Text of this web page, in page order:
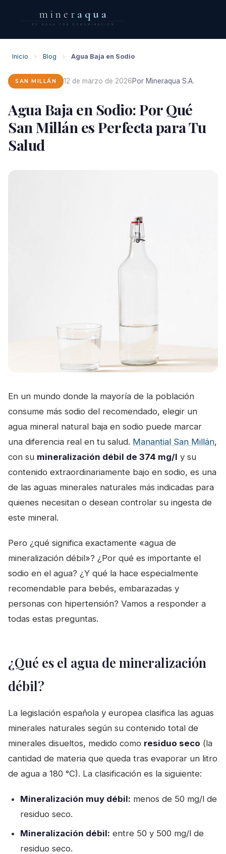
miner aqua
EL AGUA CON DENOMINACIÓN
Inicio › Blog › Agua Baja en Sodio
SAN MILLÁN 12 de marzo de 2026Por Mineraqua S.A.
Agua Baja en Sodio: Por Qué
San Millán es Perfecta para Tu
Salud
En un mundo donde la mayoría de la población
consume más sodio del recomendado, elegir un
agua mineral natural baja en sodio puede marcar
una diferencia real en tu salud. Manantial San Millán,
con su mineralización débil de 374 mg/l y su
contenido extraordinariamente bajo en sodio, es una
de las aguas minerales naturales más indicadas para
quienes necesitan o desean controlar su ingesta de
este mineral.
Pero ¿qué significa exactamente «agua de
mineralización débil»? ¿Por qué es importante el
sodio en el agua? ¿Y qué la hace especialmente
recomendable para bebés, embarazadas y
personas con hipertensión? Vamos a responder a
todas estas preguntas.
¿Qué es el agua de mineralización
débil?
La legislación española y europea clasifica las aguas
minerales naturales según su contenido total de
minerales disueltos, medido como residuo seco (la
cantidad de materia que queda tras evaporar un litro
de agua a 180 °C). La clasificación es la siguiente:
Mineralización muy débil: menos de 50 mg/l de
residuo seco.
Mineralización débil: entre 50 y 500 mg/l de
residuo seco.